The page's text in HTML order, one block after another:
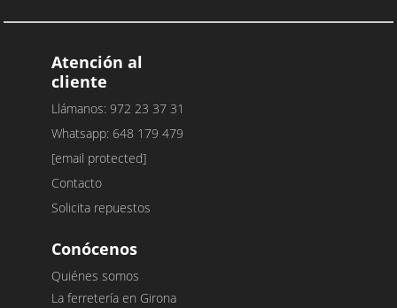
Atención al
cliente
Llámanos: 972 23 37 31
Whatsapp: 648 179 479
[email protected]
Contacto
Solicita repuestos
Conócenos
Quiénes somos
La ferretería en Girona